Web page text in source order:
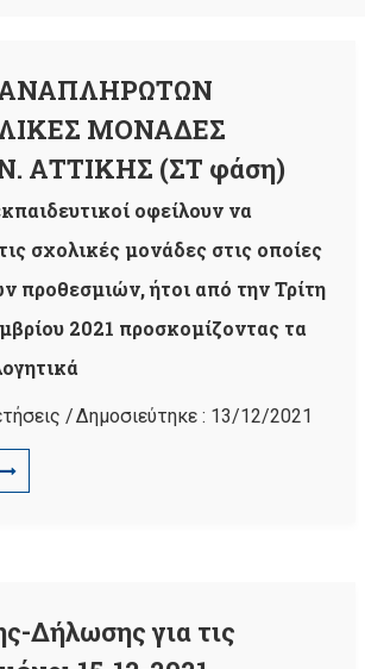
ΜΟΝΑΔΕΣ
ΑΤΤΙΚΗΣ (ΣΤ φάση)
οφείλουν να
σχολικές μονάδες στις οποίες
προθεσμιών, ήτοι από την Τρίτη
2021 προσκομίζοντας τα
/Δημοσιεύτηκε : 13/12/2021
Δήλωσης για τις